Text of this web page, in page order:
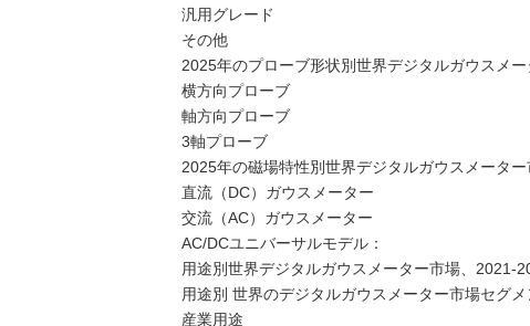
汎用グレード
その他
2025年のプローブ形状別世界デジタルガウスメー
横方向プローブ
軸方向プローブ
3軸プローブ
2025年の磁場特性別世界デジタルガウスメーター
直流（DC）ガウスメーター
交流（AC）ガウスメーター
AC/DCユニバーサルモデル：
用途別世界デジタルガウスメーター市場、2021-
用途別 世界のデジタルガウスメーター市場セグ
産業用途